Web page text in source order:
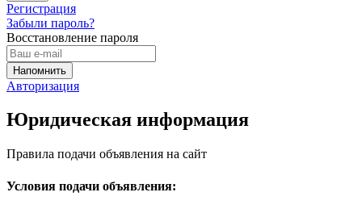
Регистрация
Забыли пароль?
Восстановление пароля
Авторизация
Юридическая информация
Правила подачи объявления на сайт
Условия подачи объявления: